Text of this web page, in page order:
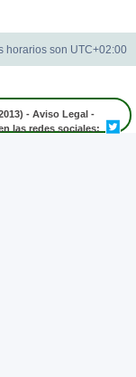
horarios son UTC+02:00
- Aviso Legal -
las redes sociales: